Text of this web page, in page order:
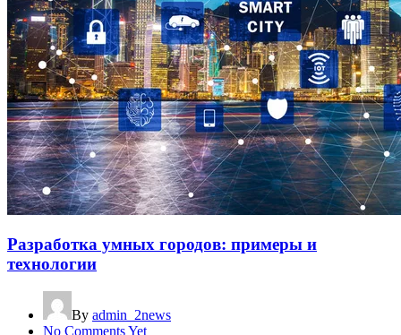
Разработка умных городов: примеры и
технологии
By admin_2news
No Comments Yet